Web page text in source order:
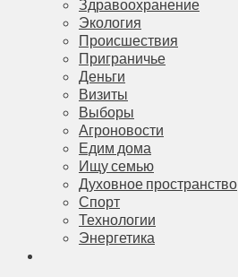
Здравоохранение
Экология
Происшествия
Приграничье
Деньги
Визиты
Выборы
Агроновости
Едим дома
Ищу семью
Духовное пространство
Спорт
Технологии
Энергетика